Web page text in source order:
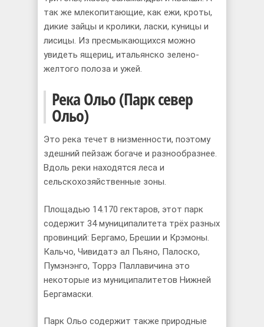
так же млекопитающиe, как ежи, кроты,
дикие зайцы и кролики, ласки, куницы и
лисицы. Из пресмыкающихся можно
увидеть ящериц, итальянско зелено-
желтого полоза и ужей.
Река Ольо (Парк север
Ольо)
Это река течет в низменности, поэтому
здешний пейзаж богаче и разнообразнее.
Вдоль реки находятся леса и
сельскохозяйственные зоны.
Площадью 14.170 гектаров, этот парк
содержит 34 муниципалитета трёх разных
провинций: Бергамо, Брешии и Крэмоны.
Кальчо, Чивидатэ ал Пьяно, Палоско,
Пумэнэнго, Торрэ Паллавичина это
некоторые из муниципалитeтов Hижней
Бергамаски.
Парк Ольо содержит также природные